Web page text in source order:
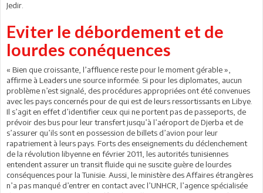
Jedir.
Eviter le débordement et de
lourdes conéquences
« Bien que croissante, l’affluence reste pour le moment gérable »,
affirme à Leaders une source informée. Si pour les diplomates, aucun
problème n’est signalé, des procédures appropriées ont été convenues
avec les pays concernés pour de qui est de leurs ressortissants en Libye.
Il s’agit en effet d’identifier ceux qui ne portent pas de passeports, de
prévoir des bus pour leur transfert jusqu’à l’aéroport de Djerba et de
s’assurer qu’ils sont en possession de billets d’avion pour leur
rapatriement à leurs pays. Forts des enseignements du déclenchement
de la révolution libyenne en février 2011, les autorités tunisiennes
entendent assurer un transit fluide qui ne suscite guère de lourdes
conséquences pour la Tunisie. Aussi, le ministère des Affaires étrangères
n’a pas manqué d’entrer en contact avec l’UNHCR, l’agence spécialisée